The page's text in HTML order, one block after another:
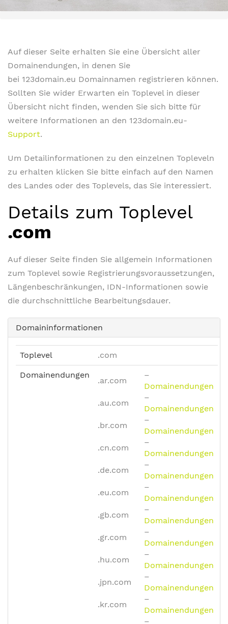
Auf dieser Seite erhalten Sie eine Übersicht aller
Domainendungen, in denen Sie
bei 123domain.eu Domainnamen registrieren können.
Sollten Sie wider Erwarten ein Toplevel in dieser
Übersicht nicht finden, wenden Sie sich bitte für
weitere Informationen an den 123domain.eu-
Support.
Um Detailinformationen zu den einzelnen Topleveln
zu erhalten klicken Sie bitte einfach auf den Namen
des Landes oder des Toplevels, das Sie interessiert.
Details zum Toplevel
.com
Auf dieser Seite finden Sie allgemein Informationen
zum Toplevel sowie Registrierungsvoraussetzungen,
Längenbeschränkungen, IDN-Informationen sowie
die durchschnittliche Bearbeitungsdauer.
Domaininformationen
Toplevel .com
Domainendungen
.ar.com
–
Domainendungen
.au.com
–
Domainendungen
.br.com
–
Domainendungen
.cn.com
–
Domainendungen
.de.com
–
Domainendungen
.eu.com
–
Domainendungen
.gb.com
–
Domainendungen
.gr.com
–
Domainendungen
.hu.com
–
Domainendungen
.jpn.com
–
Domainendungen
.kr.com
–
Domainendungen
–